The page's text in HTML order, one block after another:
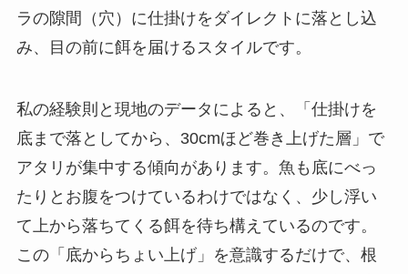
ラの隙間（穴）に仕掛けをダイレクトに落とし込
み、目の前に餌を届けるスタイルです。
私の経験則と現地のデータによると、
「仕掛けを
底まで落としてから、30cmほど巻き上げた層」で
アタリが集中する傾向があります。魚も底にべっ
たりとお腹をつけているわけではなく、少し浮い
て上から落ちてくる餌を待ち構えているのです。
この「底からちょい上げ」を意識するだけで、根